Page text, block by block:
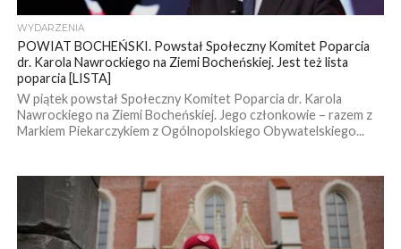
WYDARZENIA
POWIAT BOCHEŃSKI. Powstał Społeczny Komitet Poparcia
dr. Karola Nawrockiego na Ziemi Bocheńskiej. Jest też lista
poparcia [LISTA]
W piątek powstał Społeczny Komitet Poparcia dr. Karola
Nawrockiego na Ziemi Bocheńskiej. Jego członkowie – razem z
Markiem Piekarczykiem z Ogólnopolskiego Obywatelskiego...